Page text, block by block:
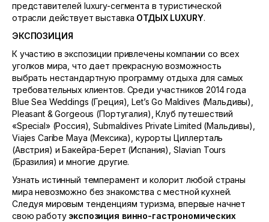
представителей luxury-сегмента в туристической
отрасли действует выставка ОТДЫХ LUXURY.
ЭКСПОЗИЦИЯ
К участию в экспозиции привлечены компании со всех
уголков мира, что дает прекрасную возможность
выбрать нестандартную программу отдыха для самых
требовательных клиентов. Среди участников 2014 года
Blue Sea Weddings (Греция), Let’s Go Maldives (Мальдивы),
Pleasant & Gorgeous (Португалия), Клуб путешествий
«Special» (Россия), Submaldives Private Limited (Мальдивы),
Viajes Caribe Maya (Мексика), курорты Циллерталь
(Австрия) и Бакейра-Берет (Испания), Slavian Tours
(Бразилия) и многие другие.
Узнать истинный темперамент и колорит любой страны
мира невозможно без знакомства с местной кухней.
Следуя мировым тенденциям туризма, впервые начнет
свою работу экспозиция винно-гастрономических